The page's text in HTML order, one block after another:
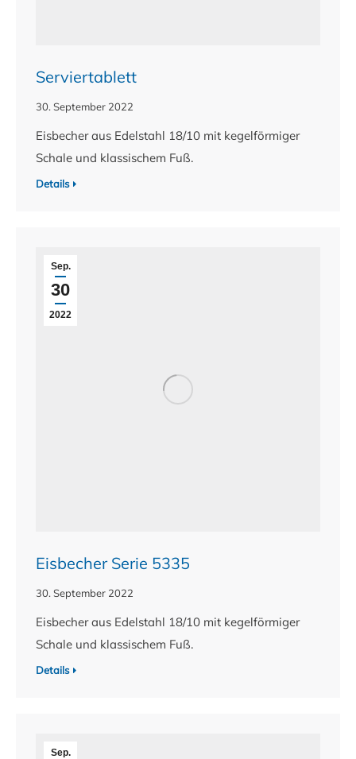
Serviertablett
30. September 2022
Eisbecher aus Edelstahl 18/10 mit kegelförmiger
Schale und klassischem Fuß.
Details
Sep.
30
2022
Eisbecher Serie 5335
30. September 2022
Eisbecher aus Edelstahl 18/10 mit kegelförmiger
Schale und klassischem Fuß.
Details
Sep.